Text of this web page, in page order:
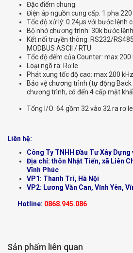
Đặc điểm chung:
Điện áp nguồn cung cấp: 1 pha 220
Tốc độ xử lý: 0.24μs với bước lệnh
Bộ nhớ chương trình: 30k bước lệnh
Kết nối truyền thông: RS232/
MODBUS ASCII / RTU
Tốc độ đếm của Counter: max 200
Loại ngõ ra: Rơ le
Phát xung tốc độ cao: max 200 kHz
Bảo vệ chương trình (tự động
chương trình, có đến 4 cấp mật
Tổng I/O: 64 gồm 32 vào 32 ra rơ le
Liên hệ:
Công Ty TNHH Đầu Tư Xây
Địa chỉ: thôn Nhật Tiến, xã Liên
Vĩnh Phúc
VP1: Thanh Trì, Hà Nội
VP2: Lương Văn Can, Vĩnh Yên,
Hotline: 0868.945.086
Sản phẩm liên quan